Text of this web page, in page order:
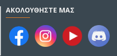
ΑΚΟΛΟΥΘΉΣΤΕ ΜΑΣ